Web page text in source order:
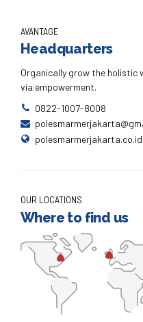
AVANTAGE
Headquarters
Organically grow the holistic
via empowerment.
0822-1007-8008
polesmarmerjakarta.co.id
OUR LOCATIONS
Where to find us